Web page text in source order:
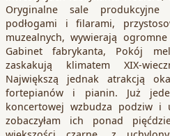
Oryginalne sale
podłogami i filarami,
muzealnych, wywierają
Gabinet fabrykanta, Pokój
zaskakują klimatem XIX-
Największą jednak atrakcją
fortepianów i pianin. Już
koncertowej wzbudza podziw i
zobaczyłam ich ponad